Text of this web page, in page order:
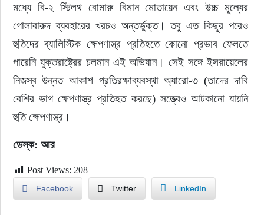
মধ্যে বি-২ স্টিলথ বোমারু বিমান মোতায়েন এবং উচ্চ মূল্যের
গোলাবারুদ ব্যবহারের খরচও অন্তর্ভুক্ত। তবু এত কিছুর পরেও
হুতিদের ব্যালিস্টিক ক্ষেপণাস্ত্র প্রতিহতে কোনো প্রভাব ফেলতে
পারেনি যুক্তরাষ্ট্রের চলমান এই অভিযান। সেই সঙ্গে ইসরায়েলের
নিজস্ব উন্নত আকাশ প্রতিরক্ষাব্যবস্থা অ্যারো-৩ (তাদের দাবি
বেশির ভাগ ক্ষেপণাস্ত্র প্রতিহত করছে) সত্ত্বেও আটকানো যায়নি
হুতি ক্ষেপণাস্ত্র।
ডেস্ক: আর
Post Views: 208
Facebook Twitter LinkedIn